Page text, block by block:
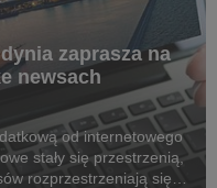
zaprasza na
newsach
od internetowego
stały się przestrzenią,
rozprzestrzeniają się